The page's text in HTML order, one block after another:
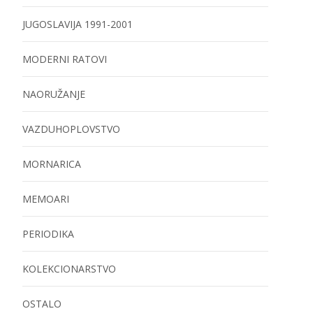
JUGOSLAVIJA 1991-2001
MODERNI RATOVI
NAORUŽANJE
VAZDUHOPLOVSTVO
MORNARICA
MEMOARI
PERIODIKA
KOLEKCIONARSTVO
OSTALO